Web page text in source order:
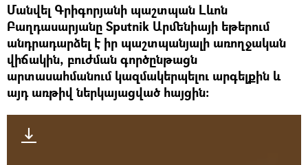
Մանվել Գրիգորյանի պաշտպան Լևոն
Բաղդասարյանը Sputnik Արմենիայի եթերում
անդրադարձել է իր պաշտպանյալի առողջական
վիճակին, բուժման գործընթացն
արտասահմանում կազմակերպելու արգելքին և
այդ առթիվ ներկայացված հայցին։